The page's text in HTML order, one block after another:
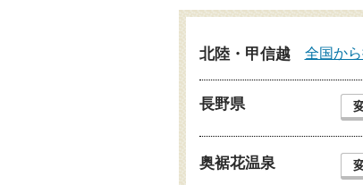
北陸・甲信越 全国か
長野県
奥裾花温泉